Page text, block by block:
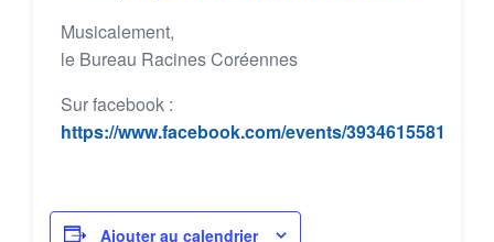
Musicalement,
le Bureau Racines Coréennes
Sur facebook :
https://www.facebook.com/events/
Ajouter au calendrier